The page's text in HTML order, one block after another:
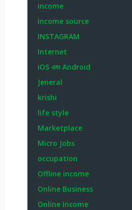
income
income source
INSTAGRAM
Internet
iOS এবং Android
Jeneral
krishi
life style
Marketplace
Micro Jobs
occupation
Offline income
Online Business
Online Income